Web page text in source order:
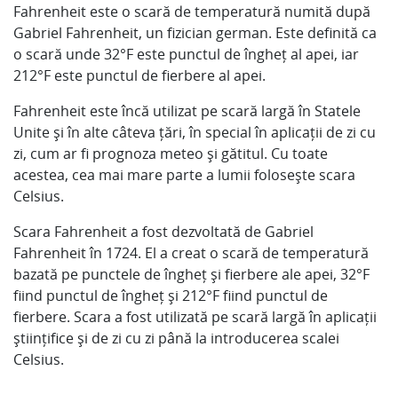
Fahrenheit este o scară de temperatură numită după
Gabriel Fahrenheit, un fizician german. Este definită ca
o scară unde 32°F este punctul de îngheț al apei, iar
212°F este punctul de fierbere al apei.
Fahrenheit este încă utilizat pe scară largă în Statele
Unite și în alte câteva țări, în special în aplicații de zi cu
zi, cum ar fi prognoza meteo și gătitul. Cu toate
acestea, cea mai mare parte a lumii folosește scara
Celsius.
Scara Fahrenheit a fost dezvoltată de Gabriel
Fahrenheit în 1724. El a creat o scară de temperatură
bazată pe punctele de îngheț și fierbere ale apei, 32°F
fiind punctul de îngheț și 212°F fiind punctul de
fierbere. Scara a fost utilizată pe scară largă în aplicații
științifice și de zi cu zi până la introducerea scalei
Celsius.